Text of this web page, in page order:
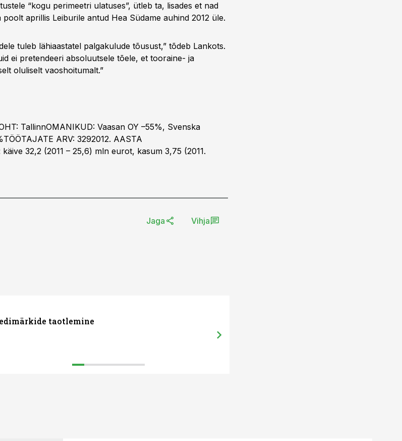
“kogu perimeetri ulatuses”, ütleb ta, lisades et nad
aprillis Leiburile antud Hea Südame auhind 2012 üle.
tuleb lähiaastatel palgakulude tõusust,” tõdeb Lankots.
ei pretendeeri absoluutsele tõele, et tooraine- ja
oluliselt vaoshoitumalt.”
TallinnOMANIKUD: Vaasan OY –55%, Svenska
ARV: 3292012. AASTA
32,2 (2011 – 25,6) mln eurot, kasum 3,75 (2011.
Jaga Vihja
taotlemine